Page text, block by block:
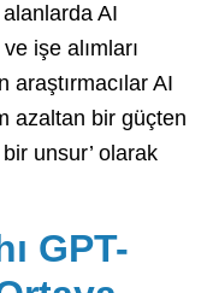
alanlarda AI
işe alımları
AI
azaltan bir güçten
bir unsur’ olarak
GPT-